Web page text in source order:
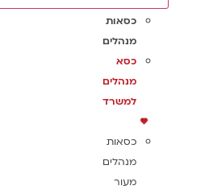
כסאות
מנהלים
כסא
מנהלים
למשרד
כסאות
מנהלים
מעור